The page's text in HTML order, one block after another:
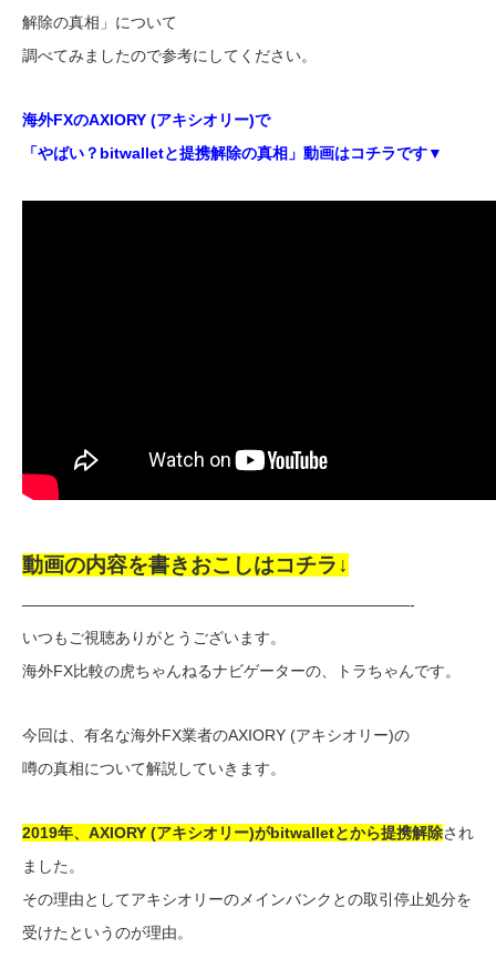
解除の真相」について
調べてみましたので参考にしてください。
海外FXのAXIORY (アキシオリー)で
「やばい？bitwalletと提携解除の真相」 動画はコチラです▼
動画の内容を書きおこしはコチラ↓
—————————————————————————-
いつもご視聴ありがとうございます。
海外FX比較の虎ちゃんねるナビゲーターの、トラちゃんです。
今回は、有名な海外FX業者のAXIORY (アキシオリー)の
噂の真相について解説していきます。
2019年、AXIORY (アキシオリー)がbitwalletとから提携解除され
ました。
その理由としてアキシオリーのメインバンクとの取引停止処分を
受けたというのが理由。